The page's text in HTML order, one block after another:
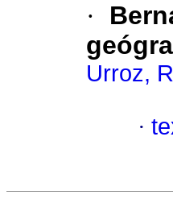
·
Urroz,
·